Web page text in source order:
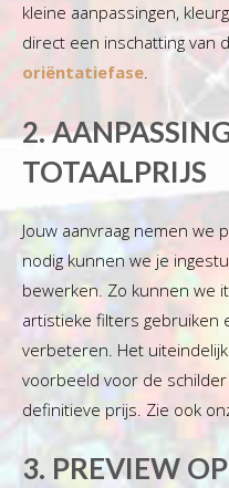
kleine aanpassingen,
direct een inschatting van
oriëntatiefase.
2.
TOTAALPRIJS
Jouw aanvraag nemen we
nodig kunnen we je
bewerken. Zo kunnen we
artistieke filters gebruiken
verbeteren. Het
voorbeeld voor de
definitieve prijs. Zie ook
3. PREVIEW